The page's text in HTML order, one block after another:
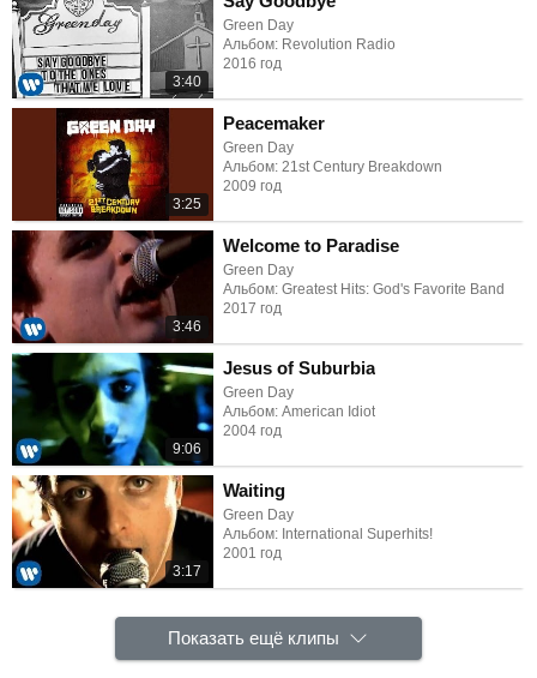
3:40
Green Day
Альбом: Revolution Radio
2016 год
3:25
Peacemaker
Green Day
Альбом: 21st Century Breakdown
2009 год
3:46
Welcome to Paradise
Green Day
Альбом: Greatest Hits: God's Favorite Band
2017 год
9:06
Jesus of Suburbia
Green Day
Альбом: American Idiot
2004 год
3:17
Waiting
Green Day
Альбом: International Superhits!
2001 год
Показать ещё клипы